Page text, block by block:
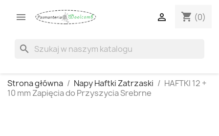
 shopping_cart (0)

search
Strona główna Napy Haftki Zatrzaski
HAFTKI 12 +
10 mm Zapięcia do Przyszycia Srebrne